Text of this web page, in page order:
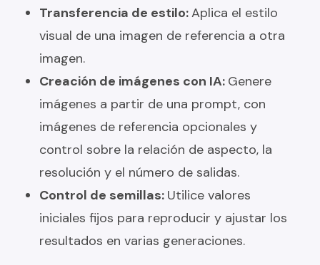
Transferencia de estilo:Aplica el estilo
visual de una imagen de referencia a otra
imagen.
Creación de imágenes con IA: Genere
imágenes a partir de una prompt, con
imágenes de referencia opcionales y
control sobre la relación de aspecto, la
resolución y el número de salidas.
Control de semillas: Utilice valores
iniciales fijos para reproducir y ajustar los
resultados en varias generaciones.